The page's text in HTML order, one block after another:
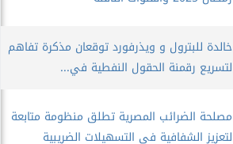
خالدة للبترول و ويذرفورد توقعان مذكرة تفاهم
لتسريع رقمنة الحقول النفطية في...
مصلحة الضرائب المصرية تطلق منظومة متابعة
لتعزيز الشفافية في التسهيلات الضريبية